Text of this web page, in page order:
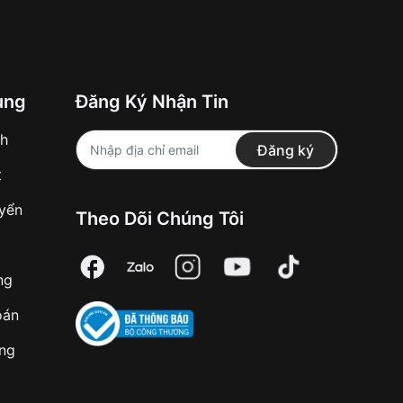
Đăng Ký Nhận Tin
Đăng ký
Theo Dõi Chúng Tôi